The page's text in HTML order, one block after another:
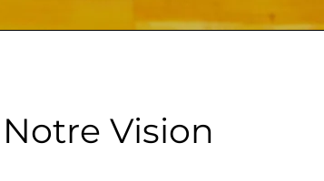
Notre Vision